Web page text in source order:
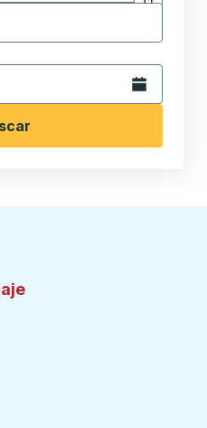
Haga clic
de destino para abrir
de fecha Barra diagonal
Abra el